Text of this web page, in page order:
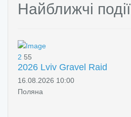
Найближчі події
2 55
2026 Lviv Gravel Raid
16.08.2026 10:00
Поляна